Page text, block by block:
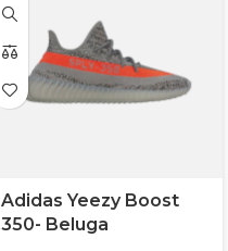
Adidas Yeezy Boost
350- Beluga